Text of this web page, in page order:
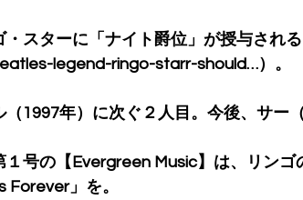
スターに「ナイト爵位」が授与され
legend-ringo-starr-should…）。
1997年）に次ぐ２人目。今後、サー
号の【Evergreen Music】は、リンゴ
Forever」を。